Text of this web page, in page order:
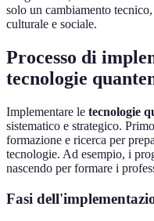
solo un cambiamento
culturale e sociale.
Processo di
tecnologie
Implementare le tecnologie
sistematico e strategico.
formazione e ricerca per
tecnologie. Ad esempio, i
nascendo per formare i
Fasi